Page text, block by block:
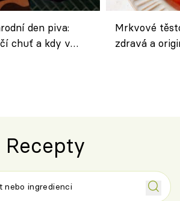
den piva:
chuť a kdy v
Mrkvové
zdravá a
Recepty